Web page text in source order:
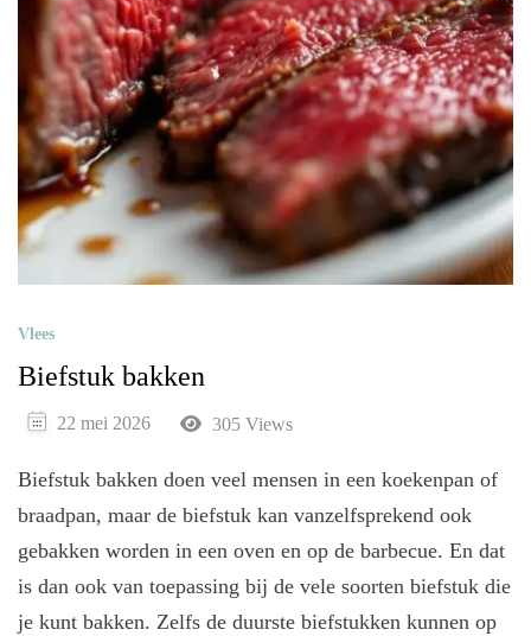
Vlees
Biefstuk bakken
22 mei 2026 305 Views
Biefstuk bakken doen veel mensen in een koekenpan of
braadpan, maar de biefstuk kan vanzelfsprekend ook
gebakken worden in een oven en op de barbecue. En dat
is dan ook van toepassing bij de vele soorten biefstuk die
je kunt bakken. Zelfs de duurste biefstukken kunnen op